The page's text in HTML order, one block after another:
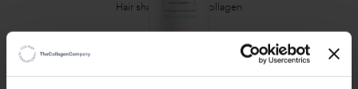
Hair shampoo with collagen